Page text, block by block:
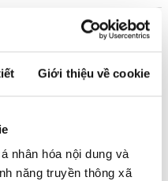
Giới thiệu về cookie
nhân hóa nội dung và
năng truyền thông xã